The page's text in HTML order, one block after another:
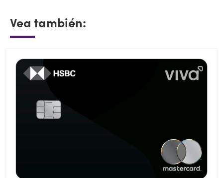
Vea también: